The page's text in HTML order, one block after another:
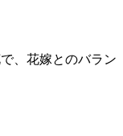
、花嫁とのバラン